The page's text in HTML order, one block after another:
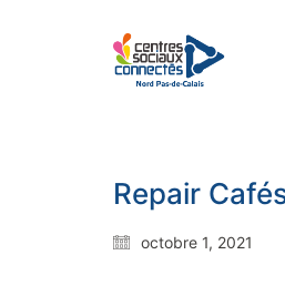
Repair
octobre 1, 2021